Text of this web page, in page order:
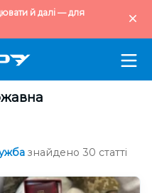
й далі — для
знайдено 30 статті